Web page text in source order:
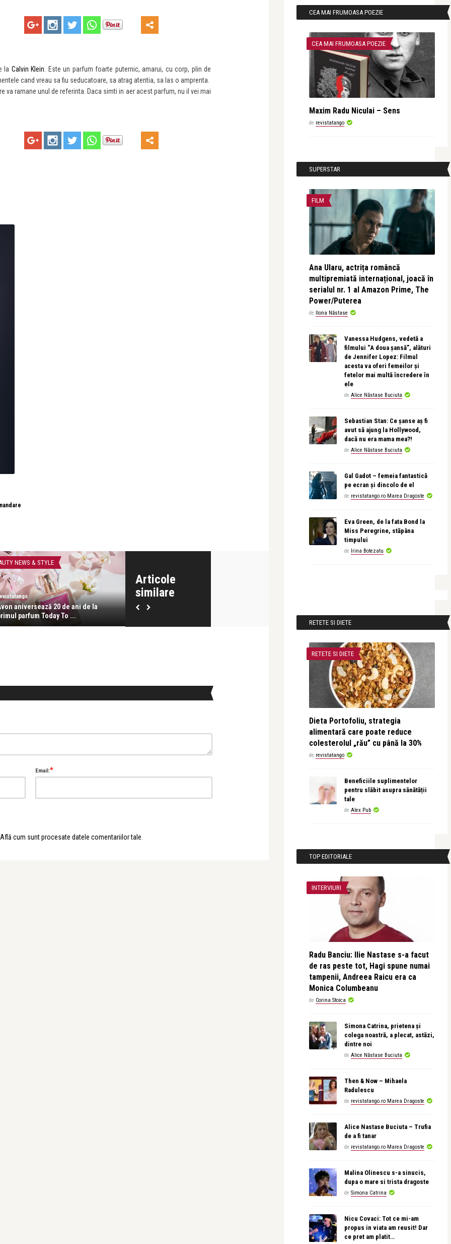
la Calvin Klein . Este un parfum foarte puternic, amarui, cu corp, plin de
cand vreau sa fiu seducatoare, sa atrag atentia, sa las o amprenta.
va ramane unul de referinta. Daca simti in aer acest parfum, nu il vei mai
Articole
similare
NEWS & STYLE
aniversează 20 de ani de la
parfum Today To ...
revistatango
Elysée, primii cincisprezece ani de
sunt chei
Email:*
Află cum sunt procesate datele comentariilor tale.
CEA MAI FRUMOASA POEZIE
CEA MAI FRUMOASA POEZIE
Maxim Radu Niculai – Sens
de revistatango
SUPERSTAR
FILM
Ana Ularu, actrița româncă
multipremiată internațional, joacă în
serialul nr. 1 al Amazon Prime, The
Power/Puterea
de Ilona Năstase
Vanessa Hudgens, vedetă a
filmului “A doua șansă”, alături
de Jennifer Lopez: Filmul
acesta va oferi femeilor și
fetelor mai multă încredere în
ele
de Alice Năstase Buciuta
Sebastian Stan: Ce șanse aș fi
avut să ajung la Hollywood,
dacă nu era mama mea?!
de Alice Năstase Buciuta
Gal Gadot – femeia fantastică
pe ecran și dincolo de el
de revistatango.ro Marea Dragoste
Eva Green, de la fata Bond la
Miss Peregrine, stăpâna
timpului
de Irina Botezatu
RETETE SI DIETE
RETETE SI DIETE
Dieta Portofoliu, strategia
alimentară care poate reduce
colesterolul „rău” cu până la 30%
de revistatango
Beneficiile suplimentelor
pentru slăbit asupra sănătății
tale
de Alex Pub
TOP EDITORIALE
INTERVIURI
Radu Banciu: Ilie Nastase s-a facut
de ras peste tot, Hagi spune numai
tampenii, Andreea Raicu era ca
Monica Columbeanu
de Corina Stoica
Simona Catrina, prietena și
colega noastră, a plecat, astăzi,
dintre noi
de Alice Năstase Buciuta
Then & Now – Mihaela
Radulescu
de revistatango.ro Marea Dragoste
Alice Nastase Buciuta – Trufia
de a fi tanar
de revistatango.ro Marea Dragoste
Malina Olinescu s-a sinucis,
dupa o mare si trista dragoste
de Simona Catrina
Nicu Covaci: Tot ce mi-am
propus in viata am reusit! Dar
ce pret am platit…